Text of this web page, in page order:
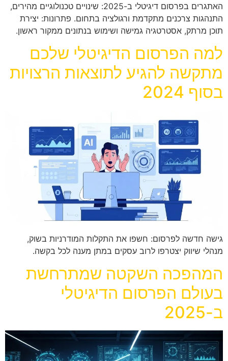
האתגרים בפרסום דיגיטלי ב-2025: שינויים טכנולוגיים מהירים,
התנהגות צרכנים מתקדמת ורגולציה בתחום. פתרונות: יצירת
תוכן מרתק, אסטרטגיה גמישה ושימוש בנתונים ממקור ראשון.
למה הפרסום הדיגיטלי שלכם
מתקשה להגיע לתוצאות הרצויות
בסוף 2024
גישה חדשה לפרסום: חשפו את התקלות המודרניות בשוק,
מנהלי שיווק יצטרפו לרוב עסקים במתן מענה לכל בקשה.
המהפכה השקטה שמתרחשת
בעולם הפרסום הדיגיטלי
ב-2025